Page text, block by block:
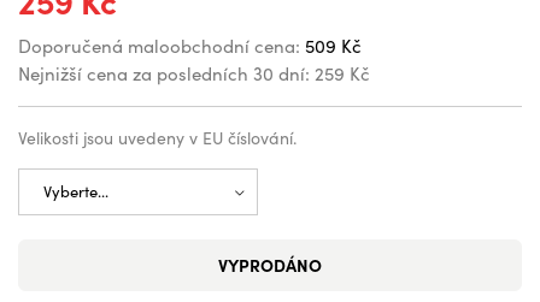
Doporučená maloobchodní cena: 509 Kč
Nejnižší cena za posledních 30 dní: 259 Kč
Velikosti jsou uvedeny v EU číslování.
VYPRODÁNO